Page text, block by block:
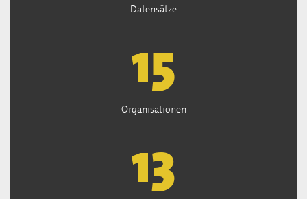
Datensätze
15
Organisationen
13